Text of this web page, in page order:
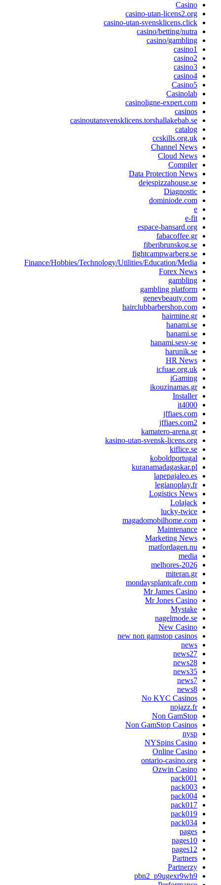
casino-utan-
casino-utan-
casino/betting/
casino/
casinoligne-
Channel
Cloud
Data Protection
espace-
Finance/Hobbies/Technology/Utilities/Education/
Forex
gambling
hanami.sesv-
HR
kamatero-
kasino-utan-svensk-
Logistics
lucky-
Marketing
melhores-
Mr James
Mr Jones
New
new non gamstop
No KYC
Non
Non GamStop
NYSpins
Online
ontario-
Ozwin